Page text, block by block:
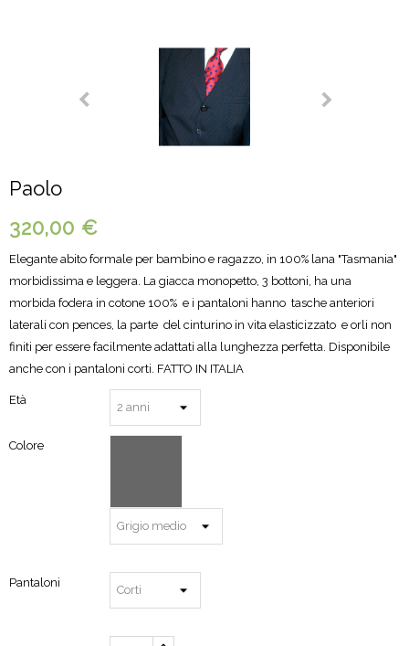
Paolo
320,00 €
E legante abito formale per bambino e ragazzo, in 100% lana "Tasmania"
morbidissima e leggera La giacca monopetto 3 bottoni ha una
morbida fodera in cotone 100% e i pantaloni hanno tasche anteriori
laterali con pences, la parte del cinturino in vita elasticizzato e orli non
finiti per essere facilmente adattati alla lunghezza perfetta Disponibile
anche con i pantaloni corti FATTO IN ITALIA
Età
Colore
Pantaloni